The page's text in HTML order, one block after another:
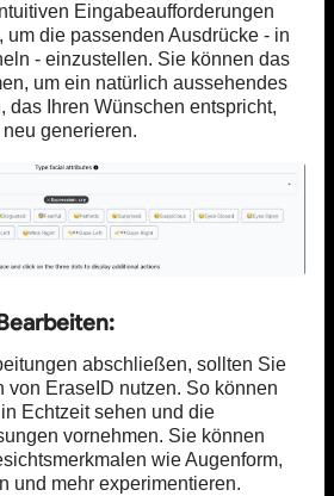
Eingabeaufforderungen
um die passenden Ausdrücke - in
- einzustellen. Sie können das
um ein natürlich aussehendes
das Ihren Wünschen entspricht,
generieren.
abschließen, sollten Sie
von EraseID nutzen. So können
Echtzeit sehen und die
vornehmen. Sie können
wie Augenform,
und mehr experimentieren.